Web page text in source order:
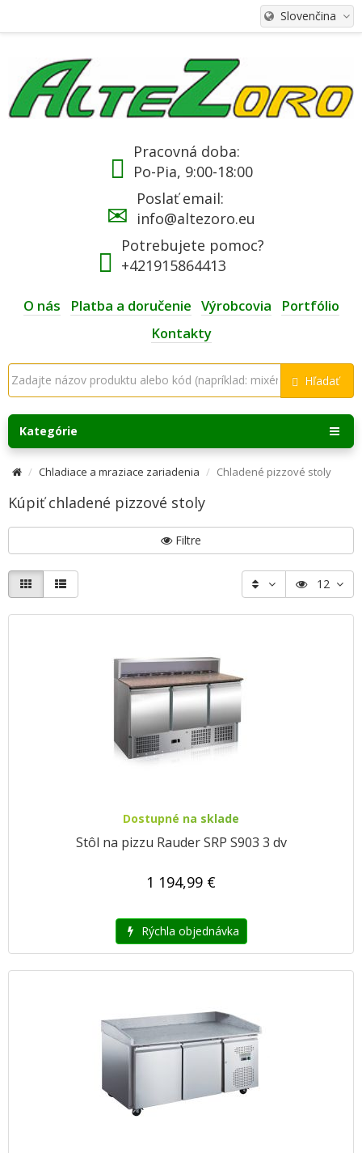
Slovenčina
Pracovná doba:
Po-Pia, 9:00-18:00
Poslať email:
info@altezoro.eu
Potrebujete pomoc?
+421915864413
O nás Platba a doručenie Výrobcovia
Portfólio
Kontakty
Hľadať
Kategórie
Chladiace a mraziace zariadenia Chladené pizzové stoly
Kúpiť chladené pizzové stoly
Filtre
12
Dostupné na sklade
Stôl na pizzu Rauder SRP S903 3 dv
1 194,99 €
Rýchla objednávka